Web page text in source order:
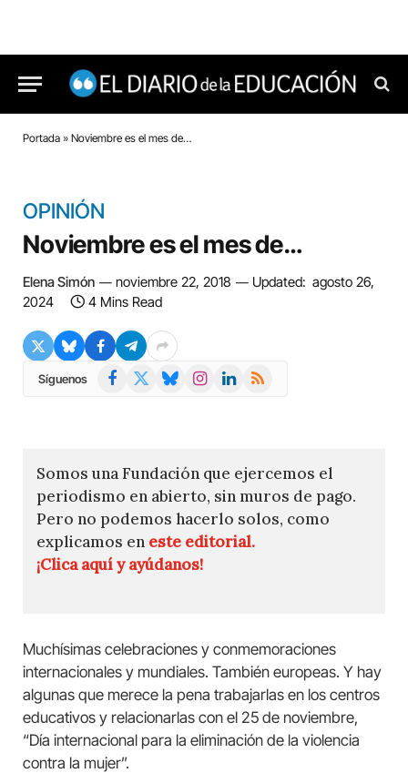
Portada » Noviembre es el mes de…
OPINIÓN
Noviembre es el mes de…
Elena Simón noviembre 22, 2018 Updated: agosto 26,
2024
4 Mins Read
Síguenos Facebook BlueskyInstagramLinkedIn
RSS
Somos una Fundación que ejercemos el
periodismo en abierto, sin muros de pago.
Pero no podemos hacerlo solos, como
explicamos en este editorial.
¡Clica aquí y ayúdanos!
Muchísimas celebraciones y conmemoraciones
internacionales y mundiales. También europeas. Y hay
algunas que merece la pena trabajarlas en los centros
educativos y relacionarlas con el 25 de noviembre,
“Día internacional para la eliminación de la violencia
contra la mujer”.